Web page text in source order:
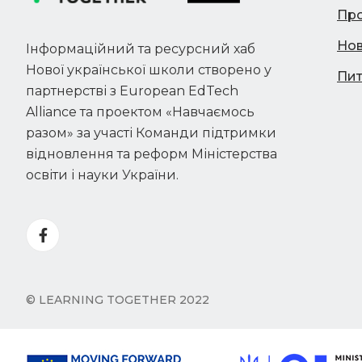
Інформаційний та ресурсний хаб
Нової української школи створено у
партнерстві з European EdTech
Alliance та проектом «Навчаємось
разом» за участі Команди підтримки
відновлення та реформ Міністерства
освіти і науки України.
© LEARNING TOGETHER 2022